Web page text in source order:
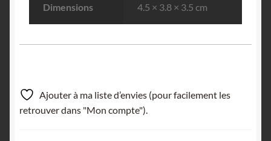
Dimensions 4.5 × 3.8 × 3.5 cm
Ajouter à ma liste d’envies (pour facilement les
retrouver dans "Mon compte").